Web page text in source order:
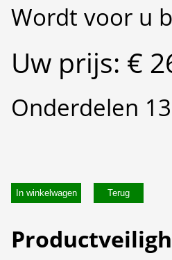
Wordt voor u
Uw prijs: €
Onderdelen
In winkelwagen